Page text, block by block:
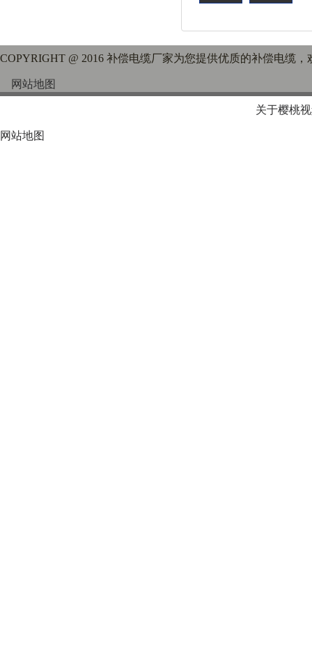
COPYRIGHT @ 2016 补偿电缆厂家为您提供优质的补偿电缆
网站地图
关于樱桃
网站地图